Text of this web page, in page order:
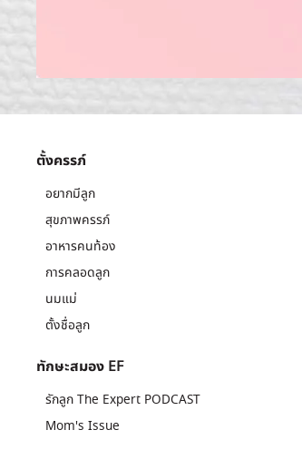
ตั้งครรภ์
อยากมีลูก
สุขภาพครรภ์
อาหารคนท้อง
การคลอดลูก
นมแม่
ตั้งชื่อลูก
ทักษะสมอง EF
รักลูก The Expert PODCAST
Mom's Issue